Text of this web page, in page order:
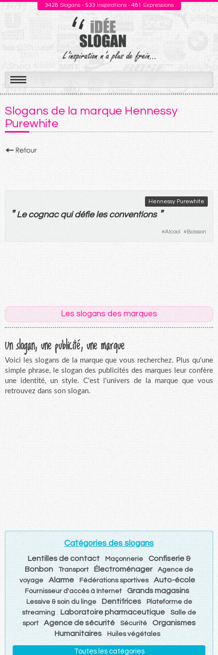
3428 Slogans - 533 Inspirations - 481 Expressions
Aller
au
contenu
Slogans de la marque Hennessy
Purewhite
Hennessy Purewhite
" Le cognac qui défie les conventions "
#Alcool #Boisson
Les slogans des marques
Un slogan, une publicité, une marque
Voici les slogans de la marque que vous recherchez. Plus qu'une
simple phrase, le slogan des publicités des marques leur confère
une identité, un style. C'est l'univers de la marque que vous
retrouvez dans son slogan.
Catégories des slogans
Lentilles de contact Maçonnerie
Confiserie &
Bonbon
Transport Électroménager
Agence de
voyage
Alarme Fédérations sportives Auto-école
Fournisseur d'accès à Internet Grands magasins
Lessive & soin du linge Dentifrices
Plateforme de
streaming
Laboratoire pharmaceutique
Salle de
sport
Agence de sécurité Sécurité
Organismes
Humanitaires
Huiles végétales
Toutes les catégories